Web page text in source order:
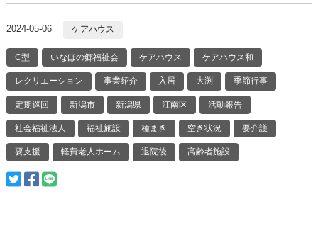
2024-05-06 ケアハウス
C型 いなほの郷福祉会 ケアハウス ケアハウス和
レクリエーション 事業紹介 入居 大渕 季節行事
定期巡回 新潟市 新潟県 江南区 活動報告
社会福祉法人 福祉施設 種まき 空き状況 要介護
要支援 軽費老人ホーム 退院後 高齢者施設